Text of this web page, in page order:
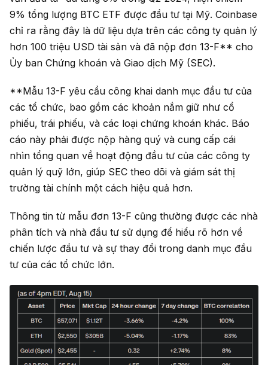
9% tổng lượng BTC ETF được đầu tư tại Mỹ. Coinbase
chỉ ra rằng đây là dữ liệu dựa trên các công ty quản lý
hơn 100 triệu USD tài sản và đã nộp đơn 13-F** cho
Ủy ban Chứng khoán và Giao dịch Mỹ (SEC).
**Mẫu 13-F yêu cầu công khai danh mục đầu tư của
các tổ chức, bao gồm các khoản nắm giữ như cổ
phiếu, trái phiếu, và các loại chứng khoán khác. Báo
cáo này phải được nộp hàng quý và cung cấp cái
nhìn tổng quan về hoạt động đầu tư của các công ty
quản lý quỹ lớn, giúp SEC theo dõi và giám sát thị
trường tài chính một cách hiệu quả hơn.
Thông tin từ mẫu đơn 13-F cũng thường được các nhà
phân tích và nhà đầu tư sử dụng để hiểu rõ hơn về
chiến lược đầu tư và sự thay đổi trong danh mục đầu
tư của các tổ chức lớn.